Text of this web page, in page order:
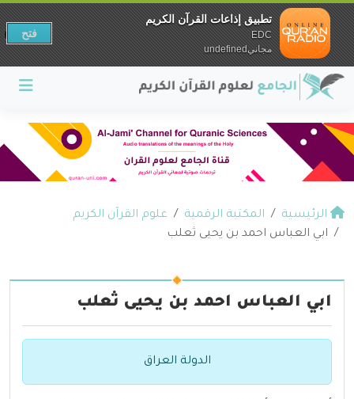
الرئيسية المكتبة الرقمية
علوم القرآن الكريم
ابي العباس احمد بن يحيى ثعلب
ابي العباس احمد بن يحيى ثعلب
الدولة العراق
تطبيق إذاعات القرآن الكريم
EDC
مجانيundefined
فتح